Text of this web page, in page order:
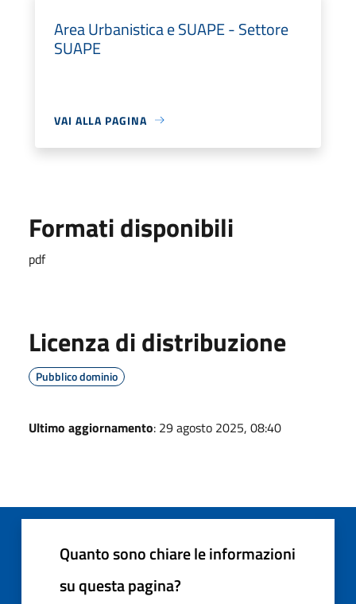
Area Urbanistica e SUAPE - Settore
SUAPE
VAI ALLA PAGINA
Formati disponibili
pdf
Licenza di distribuzione
Pubblico dominio
Ultimo aggiornamento: 29 agosto 2025, 08:40
Quanto sono chiare le informazioni
su questa pagina?